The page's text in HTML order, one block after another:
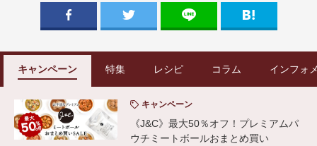
キャンペーン 特集 レシピ コラム インフォ
キャンペーン
《J&C》最大50％オフ！プレミアムパ
ウチミートボールおまとめ買い